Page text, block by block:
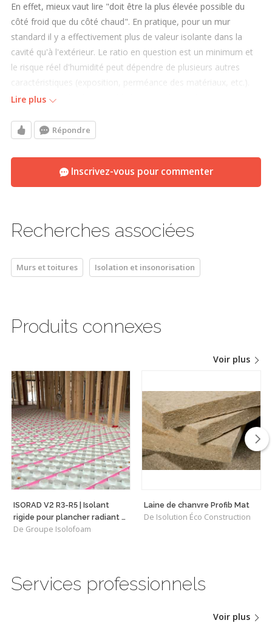
En effet, mieux vaut lire "doit être la plus élevée possible du
côté froid que du côté chaud". En pratique, pour un mur
standard il y a effectivement plus de valeur isolante dans la
cavité qu'à l'extérieur. Le ratio en question est un minimum et
le risque réel d'humidité peut dépendre de plusieurs autres
caractéristiques (exposition, perméance des matériaux, etc.).
Pour diminuer le plus possible le risque de condensation,
de l'isolation hors de l'ossature. C'est généralement une très
cette approche. C'est rare qu'il arrive d'isoler un mur par
l'extérieur, c'est donc le bon moment pour ajouter la plus
grande épaisseur d'isolation que le permettent les travaux et
Bonne journée
Lire plus
Répondre
Inscrivez-vous pour commenter
Recherches associées
Murs et toitures Isolation et insonorisation
Produits connexes
Voir plus
ISORAD V2 R3-R5 | Isolant
rigide pour plancher radiant à
l'étage
De Groupe Isolofoam
Laine de chanvre Profib Mat
De Isolution Éco Construction
Services professionnels
Voir plus